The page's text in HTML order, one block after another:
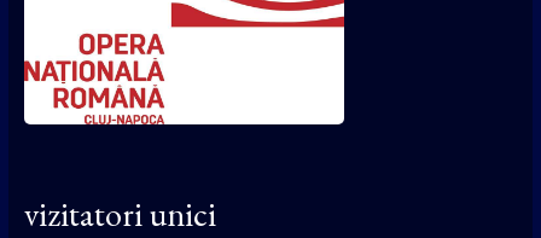
vizitatori unici